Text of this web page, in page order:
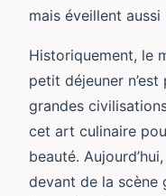
mais éveillent
Historiquement, le
petit déjeuner
grandes
cet art culinaire
beauté.
devant de la scène